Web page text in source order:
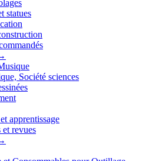
statues
Société sciences
apprentissage
et revues